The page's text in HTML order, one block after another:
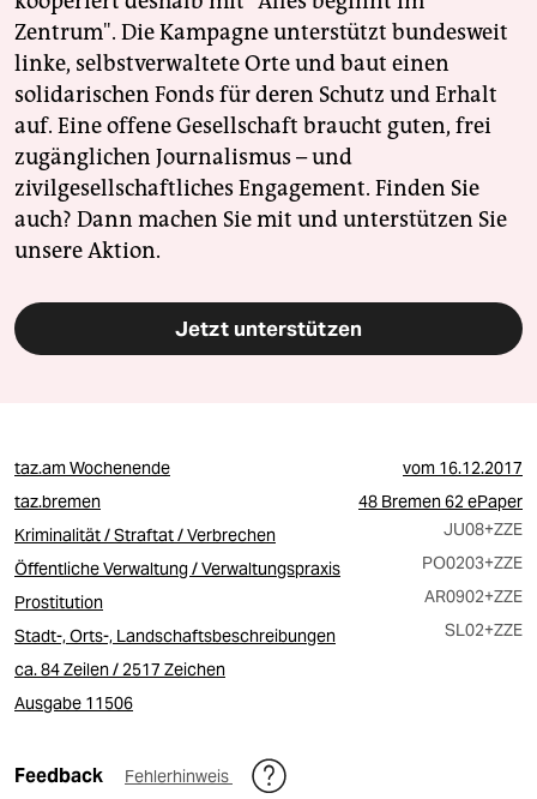
Zentrum". Die Kampagne unterstützt bundesweit
linke, selbstverwaltete Orte und baut einen
solidarischen Fonds für deren Schutz und Erhalt
auf. Eine offene Gesellschaft braucht guten, frei
zugänglichen Journalismus – und
zivilgesellschaftliches Engagement. Finden Sie
auch? Dann machen Sie mit und unterstützen Sie
unsere Aktion.
Jetzt unterstützen
taz.am Wochenende vom 16.12.2017
taz.bremen
48 Bremen 62 ePaper
Kriminalität / Straftat / Verbrechen
JU08+ZZE
Öffentliche Verwaltung / Verwaltungspraxis
PO0203+ZZE
Prostitution
AR0902+ZZE
Stadt-, Orts-, Landschaftsbeschreibungen
SL02+ZZE
ca. 84 Zeilen / 2517 Zeichen
Ausgabe 11506
Feedback Fehlerhinweis